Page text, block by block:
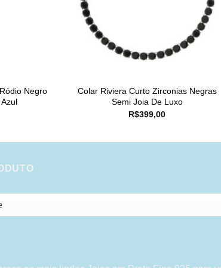
Negro
Colar Riviera Curto Zirconias Negras
Semi Joia De Luxo
R$399,00